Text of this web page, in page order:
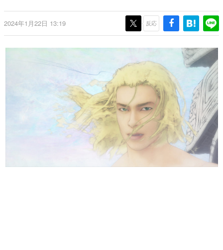
これからのデジタルゲーム市場を担う若きクリエイター達
の姿を追い、彼らのルーツと情熱を探っていきます。
ゲームに多大な影響を受けた作家さんに取材し、ゲームが
日本のコンテンツ産業やカルチャーに与えた影響を探る企
画です。
日本モバイルゲーム産業史
日本のモバイルゲーム史における主要なトピック・タイト
ルを網羅するほか、開発者へのインタビューや識者による
解説を掲載。約20年の歴史が一望できる決定版！
若ゲのいたり〜ゲームクリエイターの青春〜
『うつヌケ』『ペンと箸』等で知られるマンガ家・田中圭
一先生によるゲーム業界レポートマンガです。
なんでゲームは面白い？
2024年1月22日 13:19 反応